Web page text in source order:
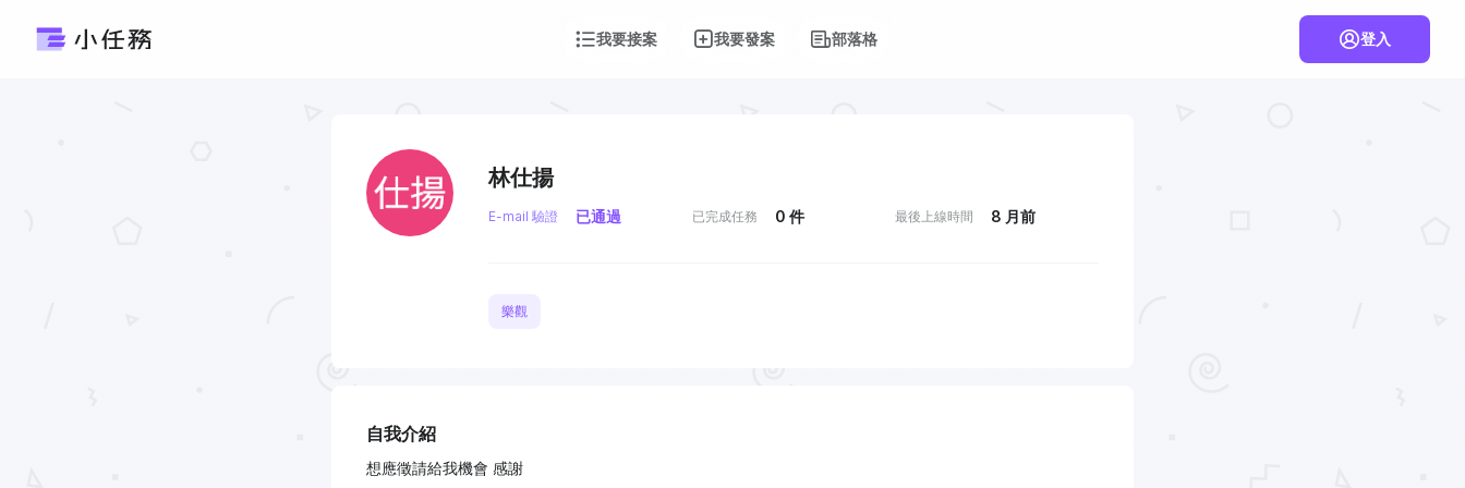
我要接案 我要發案 部落格 登入
林仕揚
E-mail 驗證 已通過 已完成任務 0 件 最後上線時間 8 月前
樂觀
自我介紹
想應徵請給我機會 感謝